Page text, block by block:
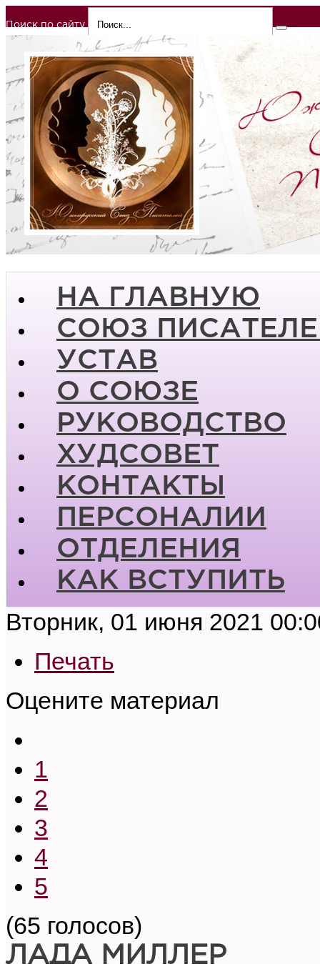
Поиск по сайту
НА ГЛАВНУЮ
СОЮЗ
УСТАВ
О СОЮЗЕ
РУКОВОДСТВО
ХУДСОВЕТ
КОНТАКТЫ
ПЕРСОНАЛИИ
ОТДЕЛЕНИЯ
КАК ВСТУПИТЬ
Вторник, 01 июня 2021
Печать
Оцените материал
1
2
3
4
5
(65 голосов)
ЛАДА МИЛЛЕР